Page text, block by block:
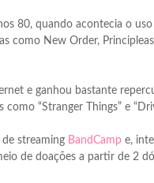
80, quando acontecia o uso
como New Order,
e ganhou bastante
“Stranger Things” e
streaming BandCamp e,
de doações a partir de 2